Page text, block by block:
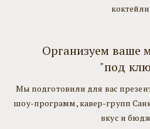
коктейли.
Организуем ваше
"под
Мы подготовили для вас
шоу-программ, кавер-групп
вкус и